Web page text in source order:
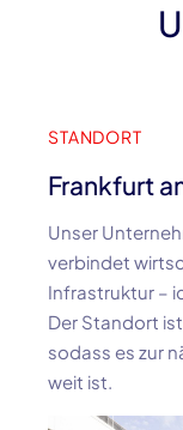
STANDORT
Frankfurt
Unser
verbindet
Infrastruktur –
Der Standort
sodass es zur
weit ist.